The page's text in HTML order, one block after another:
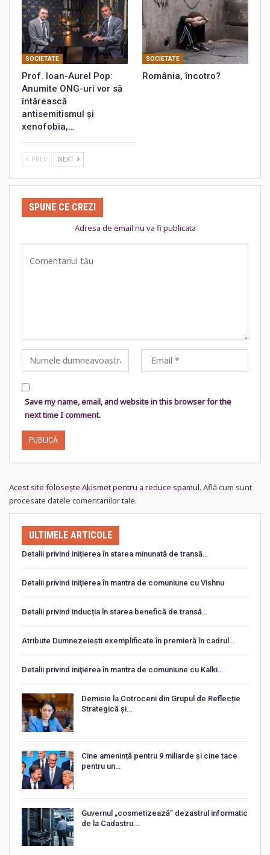
SOCIETATE
Prof. Ioan-Aurel Pop:
Anumite ONG-uri vor să
întărească
antisemitismul și
xenofobia,…
SOCIETATE
România, încotro?
PREV NEXT
SPUNE CE CREZI
Adresa de email nu va fi publicata
Save my name, email, and website in this browser for the
next time I comment.
Acest site folosește Akismet pentru a reduce spamul. Află cum sunt
procesate datele comentariilor tale.
ULTIMELE ARTICOLE
Detalii privind inițierea în starea minunată de transă…
Detalii privind iniţierea în mantra de comuniune cu Vishnu
Detalii privind inducția în starea benefică de transă…
Atribute Dumnezeiești exemplificate în premieră în cadrul…
Detalii privind iniţierea în mantra de comuniune cu Kalki…
Demisie la Cotroceni din Grupul de Reflecție
Strategică și…
Cine amenință pentru 9 miliarde și cine tace
pentru un…
Guvernul „cosmetizează” dezastrul informatic
de la Cadastru…